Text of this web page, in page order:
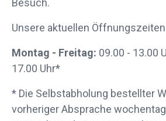
Besuch.
Unsere aktuellen
Montag - Freitag: 09.00 - 13.00
17.00 Uhr*
* Die Selbstabholung bestellter
vorheriger Absprache